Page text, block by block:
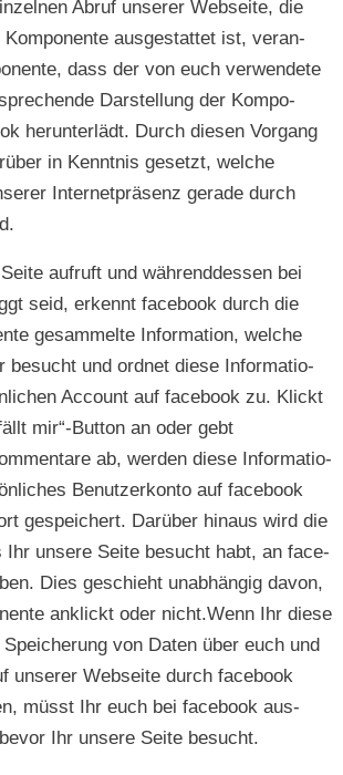
Abruf unser­er Web­seite, die
Kom­po­nente aus­ges­tat­tet ist, ver­an­
dass der von euch ver­wen­dete
Darstel­lung der Kom­po­
herun­ter­lädt. Durch diesen Vor­gang
in Ken­nt­nis geset­zt, welche
Inter­net­präsenz ger­ade durch
aufruft und während­dessen bei
seid, erken­nt face­book durch die
gesam­melte Infor­ma­tion, welche
besucht und ord­net diese Infor­ma­tio­
Account auf face­book zu. Klickt
mir“-Button an oder gebt
ab, wer­den diese Infor­ma­tio­
Benutzerkon­to auf face­book
gespe­ichert. Darüber hin­aus wird die
Ihr unsere Seite besucht habt, an face­
Dies geschieht unab­hängig davon,
anklickt oder nicht.Wenn Ihr diese
von Dat­en über euch und
unser­er Web­seite durch face­book
müsst Ihr euch bei face­book aus­
Ihr unsere Seite besucht.